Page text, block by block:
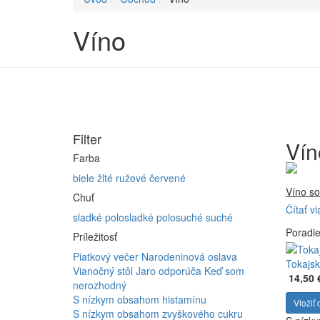
Víno
Filter
Farba
biele žlté ružové červené
Chuť
sladké polosladké polosuché suché
Príležitosť
Piatkový večer Narodeninová oslava
Vianočný stôl Jaro odporúča Keď som
nerozhodný
S nízkym obsahom histamínu
S nízkym obsahom zvyškového cukru
Víno
Firma
Čítať
14,50
Vložiť